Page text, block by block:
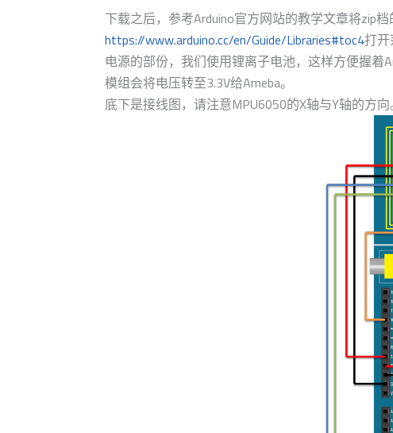
下载之后，参考Arduino官方网站的教学文章将zip档
https://www.arduino.cc/en/Guide/Libraries#toc4打开
电源的部份，我们使用锂离子电池，这样方便握着
模组会将电压转至3.3V给Ameba。
底下是接线图，请注意MPU6050的X轴与Y轴的方向